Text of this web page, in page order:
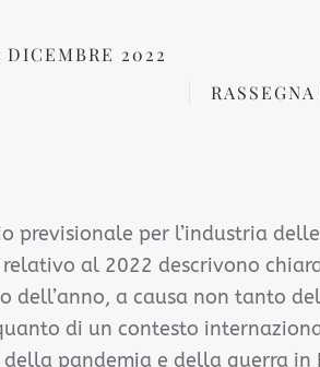
DICEMBRE 2022
previsionale per l’industria
al 2022 descrivono
dell’anno, a causa non tanto
di un contesto
pandemia e della guerra in